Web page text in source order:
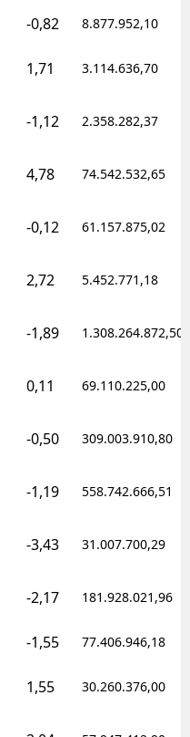
-0,82 8.877.952,10
1,71 3.114.636,70
-1,12 2.358.282,37
4,78 74.542.532,65
-0,12 61.157.875,02
2,72 5.452.771,18
-1,89 1.308.264.872,50
0,11 69.110.225,00
-0,50 309.003.910,80
-1,19 558.742.666,51
-3,43 31.007.700,29
-2,17 181.928.021,96
-1,55 77.406.946,18
1,55 30.260.376,00